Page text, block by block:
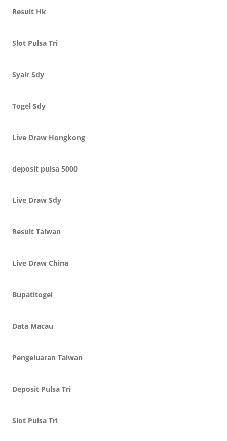
Result Hk
Slot Pulsa Tri
Syair Sdy
Togel Sdy
Live Draw Hongkong
deposit pulsa 5000
Live Draw Sdy
Result Taiwan
Live Draw China
Bupatitogel
Data Macau
Pengeluaran Taiwan
Deposit Pulsa Tri
Slot Pulsa Tri